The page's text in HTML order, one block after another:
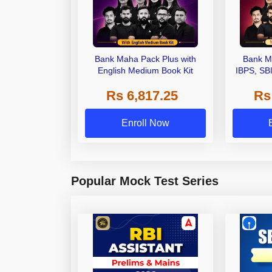
Bank Maha Pack Plus with
English Medium Book Kit
Rs 6,817.25
Enroll Now
Bank
IBPS,
Other
Popular Mock Test Series